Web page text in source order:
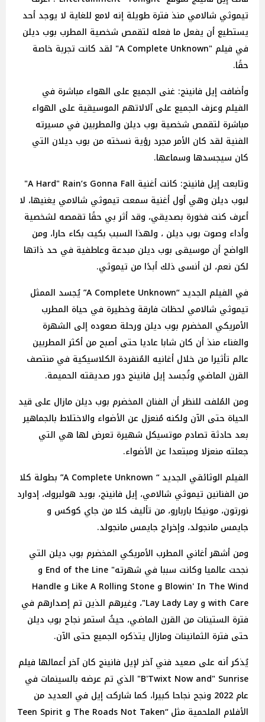
تيموثي شالامي منذ فترة طويلة إنه لامع للغاية لا يوجد أحد
يستطيع أن يفعل ما فعله لتقمص شخصية المطرب بوب ديلن
في فيلم "A Complete Unknown" لقد كانت تجربة خاصة
حقًا.
وأضافت إيل فانينج: غنى الجميع على الهواء مباشرة في
الفيلم وعزف الجميع على آلالاتهم الموسيقية على الهواء
مباشرة لتقمص شخصية بوب ديلن والمطربين في مسيرته
الفنية لقد كان الأمر مجرد رؤية نسخته من بوب ديلان التي
كان سيجسدها وسماعها.
وتابعت إيل فانينج: كانت أغنية A Hard" Rain’s Gonna Fall"
لبوب ديلن وهي أول أغنية سمعت تيموثي شالامي يغنيها، لا
أعرف كنت فخورة بصديقي، وقد أثر بي حقًا تقمصه لشخصية
وأداء وصوت بوب ديلن ، ولهذا السبب بكيت بكاء حارا، ومن
الواضح أن موسيقى بوب ديلن مبدعة وعاطفية في حد ذاتها
لكن نعم، لن أنسى ذلك أبدًا من تيموثي.
في الفيلم الجديد “A Complete Unknown” يُجسد الممثل
تيموثي شالامي لحظات فارقة وخطيرة في حياة المطرب
الأمريكي المخضرم بوب ديلن ورحلة صعوده إلى الشهرة
والغناء منذ أن كان شابا عاديا حتى أصبح من أكثر المطربين
عالم تأثيرا من خلال أغانيه المُنفردة الكلاسيكية في منتصف
القرن الماضي وتُجسد إيل فانينج دور صديقته الحميمة.
ومن المُلفت للنظر أن الفنان المخضرم بوب ديلن مازال على قيد
الحياة حتى الآن ولكنه مُنعزل عن الأضواء والاختلاط بالجماهير
بعد حادثة تصادم موتسيكل شهيرة تعرض لها هي التي
جعلته منعزلا ومبتعدا عن الأضواء.
الفيلم الوثائقي الجديد “ A Complete Unknown” بطولة كلا
من الفنانين تيموثي شالامي، إيل فانينج، بويد هولبروك، إدوارد
نورتون، مونيكا باربارو، من تأليف كلا من جاي كوكس و
جايمس مانجولد، وإخراج جايمس مانجولد.
ومن أشهر أغاني المطرب الأمريكي المخضرم بوب ديلن التي
نجحت عالميا وكانت سببا في شهرته" End of the Line و
Blowin' In The Wind و Like A Rolling Stone و Handle
with Care و Lay Lady Lay"، وغيرهم الذين تم إصدارهم في
فترة الستينات من القرن الماضي، حيثُ استمر نجاح بوب ديلن
حتى فترة الثمانينات ومازال يتذكره الجميع حتى الآن.
يُذكر أنه على صعيد فني آخر لإيل فانينج كان آخر أعمالها فيلم
B'Twixt Now and" Sunrise" الذي تم عرضه بالسينمات في
عام 2022 ونجح نجاحا كبيرا، كما شاركت إيل في العديد من
الأفلام الملحمية مثل “The Roads Not Taken و Teen Spirit